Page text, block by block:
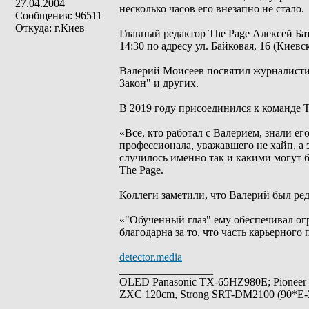
27.04.2004
Сообщения: 96511
Откуда: г.Киев
несколько часов его внезапно не стало.
Главный редактор The Page Алексей
14:30 по адресу ул. Байковая, 16
Валерий Моисеев посвятил
Закон" и других.
В 2019 году присоединился к команде
«Все, кто работал с Валерием, знали
профессионала, уважавшего не хайп, а
случилось именно так и какими могут
The Page.
Коллеги заметили, что Валерий был
«"Обученный глаз" ему обеспечивал
благодарна за то, что часть
detector.media
OLED Panasonic TX-65HZ980E;
ZXC 120cm, Strong SRT-DM2100